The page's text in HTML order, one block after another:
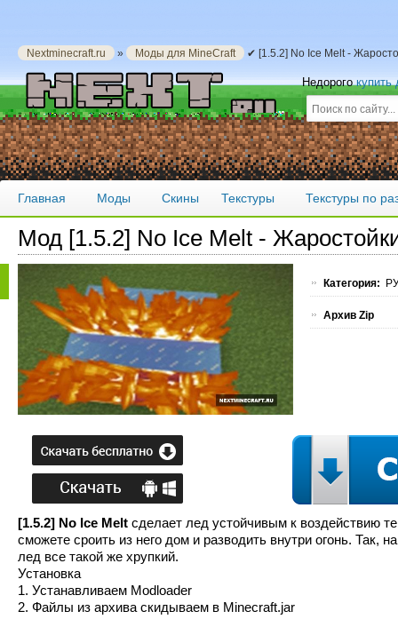
Nextminecraft.ru » Моды для MineCraft ✔ [1.5.2] No Ice Melt -
Недорогокупить
Главная Моды Скины Текстуры Текстуры по
Мод [1.5.2] No Ice Melt -
Категория:
Архив Zip
[1.5.2] No Ice Melt сделает лед устойчивым к воздействию
сможете сроить из него дом и разводить внутри огонь. Так,
лед все такой же хрупкий.
Установка
1. Устанавливаем Modloader
2. Файлы из архива скидываем в Minecraft.jar